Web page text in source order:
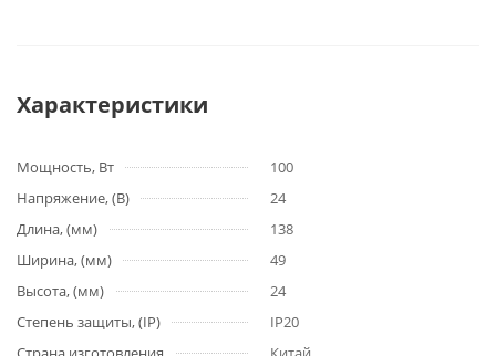
Характеристики
Мощность, Вт
100
Напряжение, (В)
24
Длина, (мм)
138
Ширина, (мм)
49
Высота, (мм)
24
Степень защиты, (IP)
IP20